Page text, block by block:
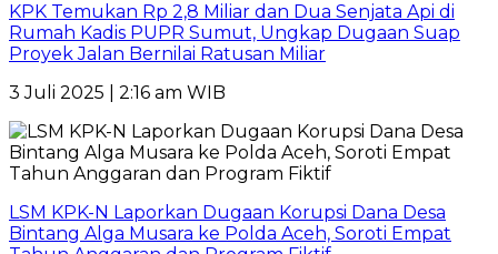
KPK Temukan Rp 2,8 Miliar dan Dua Senjata Api di
Rumah Kadis PUPR Sumut, Ungkap Dugaan Suap
Proyek Jalan Bernilai Ratusan Miliar
3 Juli 2025 | 2:16 am WIB
LSM KPK-N Laporkan Dugaan Korupsi Dana Desa
Bintang Alga Musara ke Polda Aceh, Soroti Empat